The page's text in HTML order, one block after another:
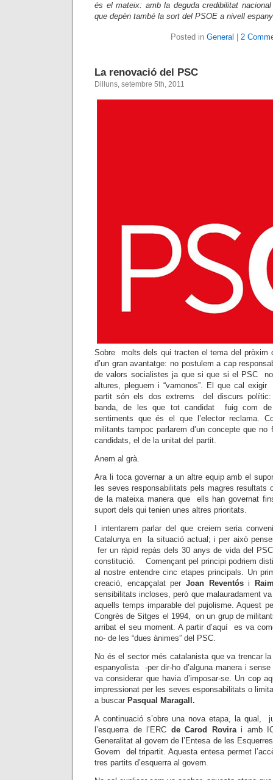
és el mateix: amb la deguda credibilitat
que depèn també la sort del PSOE a nivell
Posted in General 2
La renovació del PSC
Dilluns, setembre 5th, 2011
Sobre molts dels qui tracten el tema del pròxim
d’un gran avantatge: no postulem a cap
de valors socialistes ja que si que si el PSC
altures, pleguem i “vamonos”. El que cal
partit són els dos extrems del discurs polític:
banda, de les que tot candidat fuig com
sentiments que és el que l’elector reclama.
militants tampoc parlarem d’un concepte que
candidats, el de la unitat del partit.
Anem al grà.
Ara li toca governar a un altre equip amb el
les seves responsabilitats pels magres resultats
de la mateixa manera que ells han governat
suport dels qui tenien unes altres prioritats.
I intentarem parlar del que creiem seria
Catalunya en la situació actual; i per això
fer un ràpid repàs dels 30 anys de vida del
constitució. Començant pel principi podriem
al nostre entendre cinc etapes principals. Un
creació, encapçalat perJoan Reventósi
sensibilitats incloses, però que malauradament
aquells temps imparable del pujolisme. Aquest
Congrès de Sitges el 1994, on un grup de
arribat el seu moment. A partir d’aquí es va
no- de les “dues ànimes” del PSC.
No és el sector més catalanista que va trencar
espanyolista -per dir-ho d’alguna manera i
va considerar que havia d’imposar-se. Un cop
impressionat per les seves esponsabilitats o
a buscar Pasqual Maragall.
A continuació s’obre una nova etapa, la qual,
l’esquerra de l’ERC de Carod Rovirai amb
Generalitat al govern de l’Entesa de les
Govern del tripartit. Aquesta entesa permet
tres partits d’esquerra al govern.